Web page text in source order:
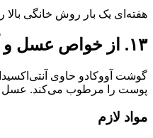
هفته‌ای یک بار روش خانگی بالا
۱۳. از خواص عسل و آووکادو بهره ببرید
گوشت آووکادو حاوی
پوست را مرطوب می‌کند. عسل
مواد لازم